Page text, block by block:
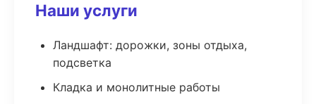
Наши услуги
Ландшафт: дорожки, зоны отдыха,
подсветка
Кладка и монолитные работы